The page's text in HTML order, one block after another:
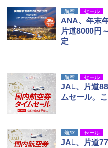
航空 セール
ANA、年末
片道8000円
定
航空 セール
JAL、片道
ムセール。
航空 セール
JAL、片道